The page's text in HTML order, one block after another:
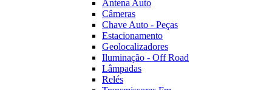
Antena Auto
Câmeras
Chave Auto - Peças
Estacionamento
Geolocalizadores
Iluminação - Off Road
Lâmpadas
Relés